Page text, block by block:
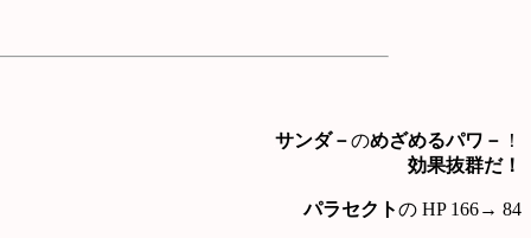
サンダ－のめざめるパワ－ ！
効果抜群だ！
パラセクトの HP 166→ 84